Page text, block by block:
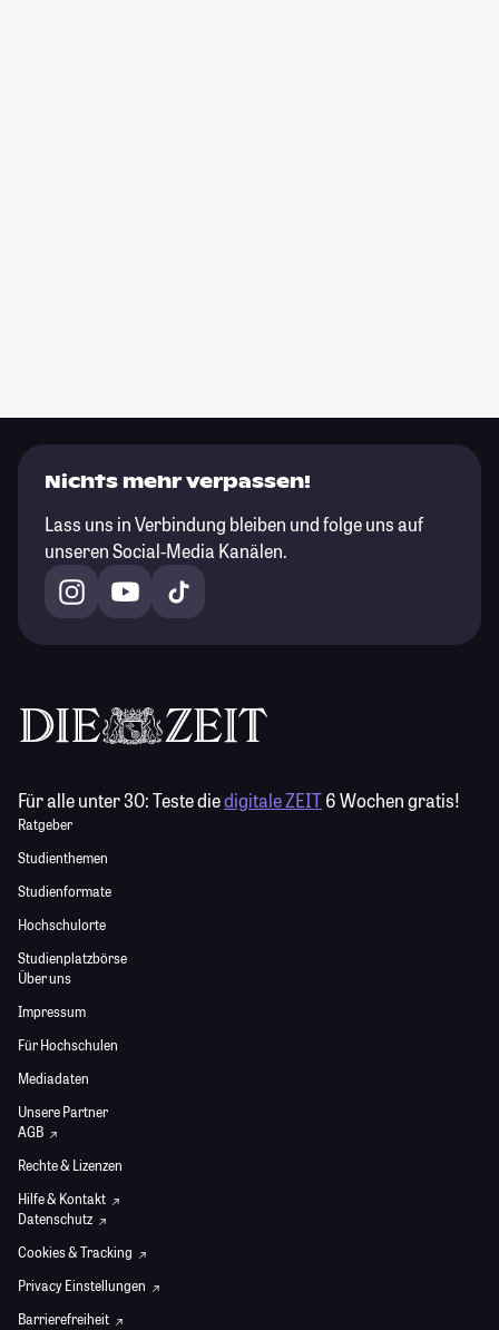
Nichts mehr verpassen!
Lass uns in Verbindung bleiben und folge uns auf
unseren Social-Media Kanälen.
Für alle unter 30:Teste diedigitale ZEIT6 Wochen gratis!
Ratgeber
Studienthemen
Studienformate
Hochschulorte
Studienplatzbörse
Über uns
Impressum
Für Hochschulen
Mediadaten
Unsere Partner
AGB
Rechte & Lizenzen
Hilfe & Kontakt
Datenschutz
Cookies & Tracking
Privacy Einstellungen
Barrierefreiheit